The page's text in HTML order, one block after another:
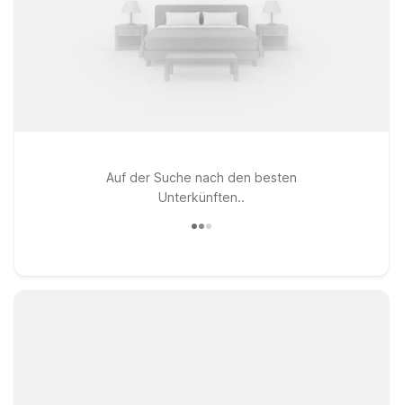
Auf der Suche nach den besten
Unterkünften..